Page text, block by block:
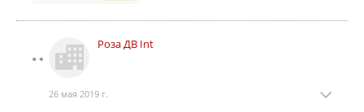
Роза ДВ Int
26 мая 2019 г.